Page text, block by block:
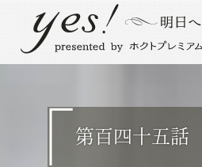
第百四十五話